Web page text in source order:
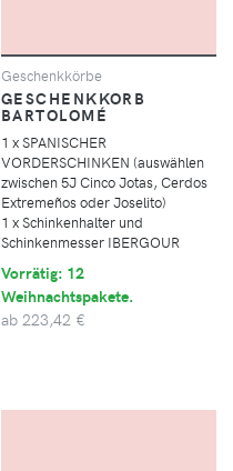
Geschenkkörbe
GESCHENKKORB
BARTOLOMÉ
1 x SPANISCHER
VORDERSCHINKEN (auswählen
zwischen 5J Cinco Jotas, Cerdos
Extremeños oder Joselito)
1 x Schinkenhalter und
Schinkenmesser IBERGOUR
Vorrätig: 12
Weihnachtspakete.
ab 223,42 €